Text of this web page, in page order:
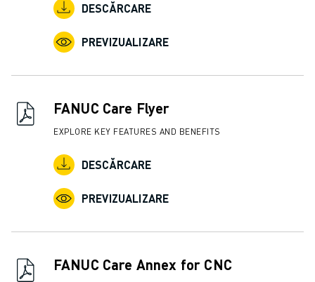
DESCĂRCARE
PREVIZUALIZARE
FANUC Care Flyer
EXPLORE KEY FEATURES AND BENEFITS
DESCĂRCARE
PREVIZUALIZARE
FANUC Care Annex for CNC